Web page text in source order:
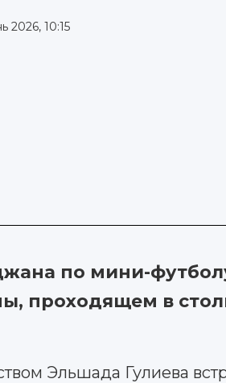
2026, 10:15
по мини-
проходящем в
Эльшада Гулиева